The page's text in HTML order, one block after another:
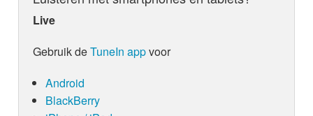
Live
Gebruik deTuneIn appvoor
Android
BlackBerry